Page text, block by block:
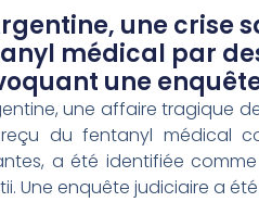
une crise
médical par
une
une affaire tragique
du fentanyl médical
a été identifiée
Une enquête judiciaire a